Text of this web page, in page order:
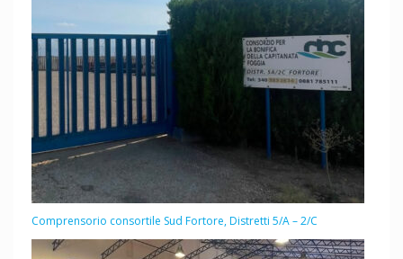
Comprensorio consortile Sud Fortore, Distretti 5/A – 2/C